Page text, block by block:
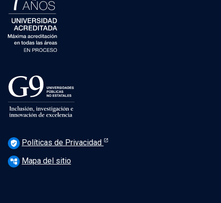
verified_user Políticas de Privacidad
account_tree Mapa del sitio